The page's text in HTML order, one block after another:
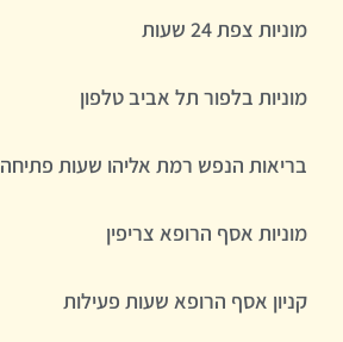
מוניות צפת 24 שעות
מוניות בלפור תל אביב טלפון
בריאות הנפש רמת אליהו שעות פתיחה
מוניות אסף הרופא צריפין
קניון אסף הרופא שעות פעילות